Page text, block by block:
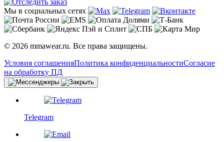
Мы в социальных сетях
© 2026 mmawear.ru. Все права защищены.
Условия соглашенияПолитика конфиденциальностиСогласие
на обработку ПД
Telegram